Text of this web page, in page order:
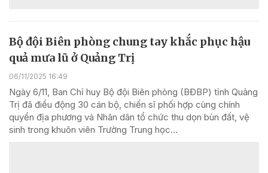
Bộ đội Biên phòng chung tay khắc phục hậu
quả mưa lũ ở Quảng Trị
06/11/2025 16:49
Ngày 6/11, Ban Chỉ huy Bộ đội Biên phòng (BĐBP) tỉnh Quảng
Trị đã điều động 30 cán bộ, chiến sĩ phối hợp cùng chính
quyền địa phương và Nhân dân tổ chức thu dọn bùn đất, vệ
sinh trong khuôn viên Trường Trung học...